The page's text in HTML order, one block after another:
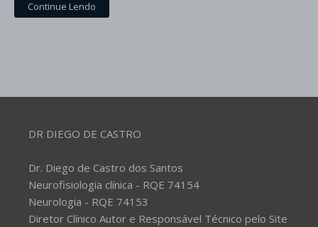
Continue Lendo
DR DIEGO DE CASTRO
Dr. Diego de Castro dos Santos
Neurofisiologia clínica - RQE 74154
Neurologia - RQE 74153
Diretor Clínico Autor e Responsável Técnico pelo Site